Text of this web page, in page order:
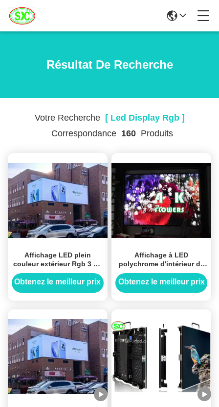
Résultat De Recherche
Votre Recherche[ Led Display Rgb ]
Correspondance 160Produits
Affichage LED plein
couleur extérieur Rgb 3 en
1 configuration de pixels
SMD2121 Encapsulation
Obtenez le meilleur prix
Affichage à LED
polychrome d'intérieur de
P4 RVB RVB 3 dans 1 avec
l'alimentation d'énergie de
Obtenez le meilleur prix